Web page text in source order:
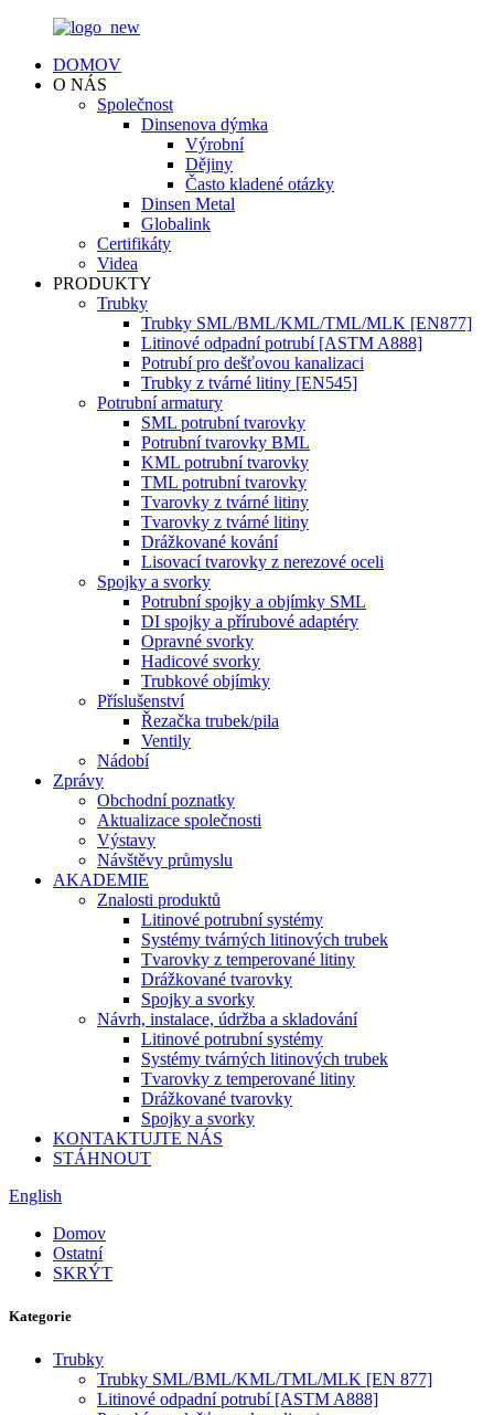
DOMOV
O NÁS
Společnost
Dinsenova dýmka
Výrobní
Dějiny
Často kladené otázky
Dinsen Metal
Globalink
Certifikáty
Videa
PRODUKTY
Trubky
Trubky SML/BML/KML/TML/MLK [EN877]
Litinové odpadní potrubí [ASTM A888]
Potrubí pro dešťovou kanalizaci
Trubky z tvárné litiny [EN545]
Potrubní armatury
SML potrubní tvarovky
Potrubní tvarovky BML
KML potrubní tvarovky
TML potrubní tvarovky
Tvarovky z tvárné litiny
Tvarovky z tvárné litiny
Drážkované kování
Lisovací tvarovky z nerezové oceli
Spojky a svorky
Potrubní spojky a objímky SML
DI spojky a přírubové adaptéry
Opravné svorky
Hadicové svorky
Trubkové objímky
Příslušenství
Řezačka trubek/pila
Ventily
Nádobí
Zprávy
Obchodní poznatky
Aktualizace společnosti
Výstavy
Návštěvy průmyslu
AKADEMIE
Znalosti produktů
Litinové potrubní systémy
Systémy tvárných litinových trubek
Tvarovky z temperované litiny
Drážkované tvarovky
Spojky a svorky
Návrh, instalace, údržba a skladování
Litinové potrubní systémy
Systémy tvárných litinových trubek
Tvarovky z temperované litiny
Drážkované tvarovky
Spojky a svorky
KONTAKTUJTE NÁS
STÁHNOUT
English
Domov
Ostatní
SKRÝT
Kategorie
Trubky
Trubky SML/BML/KML/TML/MLK [EN 877]
Litinové odpadní potrubí [ASTM A888]